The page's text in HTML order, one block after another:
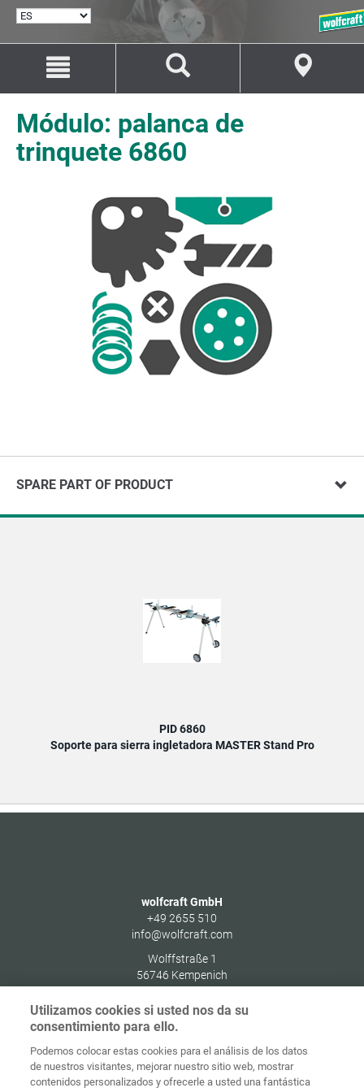
SELECCIONAR
contenido
la
navegación
Módulo: palanca de
trinquete 6860
SPARE PART OF PRODUCT
PID 6860
Soporte para sierra ingletadora MASTER Stand Pro
wolfcraft GmbH
+49 2655 510
info@wolfcraft.com
Wolffstraße 1
56746 Kempenich
Inicio Contacto Aviso legal
Protección de
datos
Utilizamos cookies si usted nos da su
consentimiento para ello.
Podemos colocar estas cookies para el análisis de los datos
de nuestros visitantes, mejorar nuestro sitio web, mostrar
contenidos personalizados y ofrecerle a usted una fantástica